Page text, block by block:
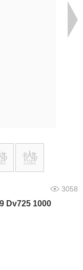
3058
Dv725 1000